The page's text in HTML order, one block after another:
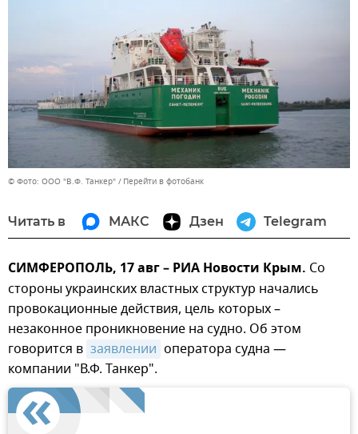
© Фото: ООО "В.Ф. Танкер" Перейти в фотобанк
Читать в МАКС Дзен Telegram
СИМФЕРОПОЛЬ, 17 авг – РИА Новости Крым. Со
стороны украинских властных структур начались
провокационные действия, цель которых –
незаконное проникновение на судно. Об этом
говорится в заявлении оператора судна —
компании "В.Ф. Танкер".